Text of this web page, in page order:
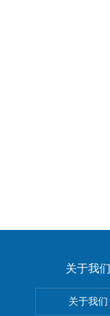
关于我们
关于我们